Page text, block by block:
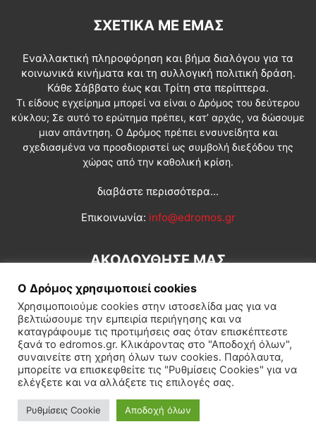
ΣΧΕΤΙΚΆ ΜΕ ΕΜΆΣ
Εναλλακτική πληροφόρηση και βήμα διαλόγου για τα
κοινωνικά κινήματα και τη συλλογική πολιτική δράση.
Κάθε Σάββατο έως και Τρίτη στα περίπτερα.
Τι είδους εγχείρημα μπορεί να είναι ο Δρόμος του δεύτερου
κύκλου; Σε αυτό το ερώτημα πρέπει, κατ’ αρχάς, να δώσουμε
μιαν απάντηση. Ο Δρόμος πρέπει ενσυνείδητα και
σχεδιασμένα να προσδιοριστεί ως συμβολή διεξόδου της
χώρας από την καθολική κρίση.
διαβάστε περισσότερα...
Επικοινωνία: info@edromos.gr
ΑΚΟΛΟΥΘΗΣΕ ΜΑΣ
Εγγραφή συνδρομητή Πολιτική Διεθνή Κοινωνία
Πολιτισμός Αφιερώματα
© Δρόμος της Αριστεράς
Ο Δρόμος χρησιμοποιεί cookies
Χρησιμοποιούμε cookies στην ιστοσελίδα μας για να
βελτιώσουμε την εμπειρία περιήγησης και να
καταγράφουμε τις προτιμήσεις σας όταν επισκέπτεστε
ξανά το edromos.gr. Κλικάροντας στο "Αποδοχή όλων",
συναινείτε στη χρήση όλων των cookies. Παρόλαυτα,
μπορείτε να επισκεφθείτε τις "Ρυθμίσεις Cookies" για να
ελέγξετε και να αλλάξετε τις επιλογές σας.
Ρυθμίσεις Cookie Αποδοχή όλων